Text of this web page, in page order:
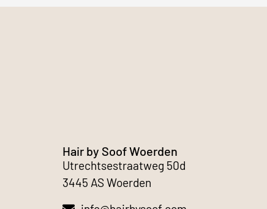
Hair by Soof Woerden
Utrechtsestraatweg 50d
3445 AS Woerden